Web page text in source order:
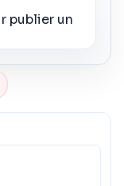
publier un